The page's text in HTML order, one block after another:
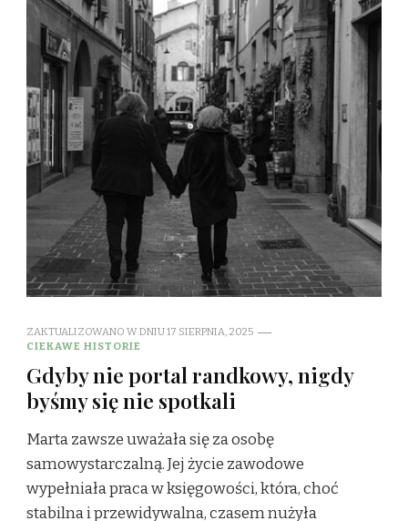
ZAKTUALIZOWANO W DNIU17 SIERPNIA, 2025
CIEKAWE HISTORIE
Gdyby nie portal randkowy, nigdy
byśmy się nie spotkali
Marta zawsze uważała się za osobę
samowystarczalną. Jej życie zawodowe
wypełniała praca w księgowości, która, choć
stabilna i przewidywalna, czasem nużyła